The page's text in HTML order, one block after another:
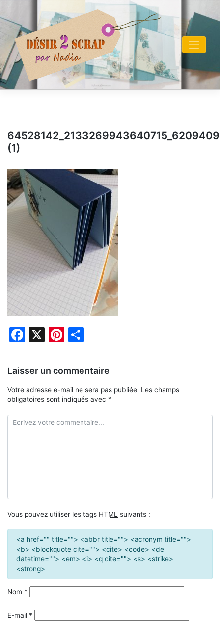
content
(1)
Facebook
X Pinterest
Laisser un commentaire
Votre adresse e-mail ne sera pas publiée. Les champs
obligatoires sont indiqués avec *
Vous pouvez utiliser les tags HTML suivants :
<a href="" title=""> <abbr title=""> <acronym title="">
<b> <blockquote cite=""> <cite> <code> <del
datetime=""> <em> <i> <q cite=""> <s> <strike>
<strong>
Nom *
E-mail *